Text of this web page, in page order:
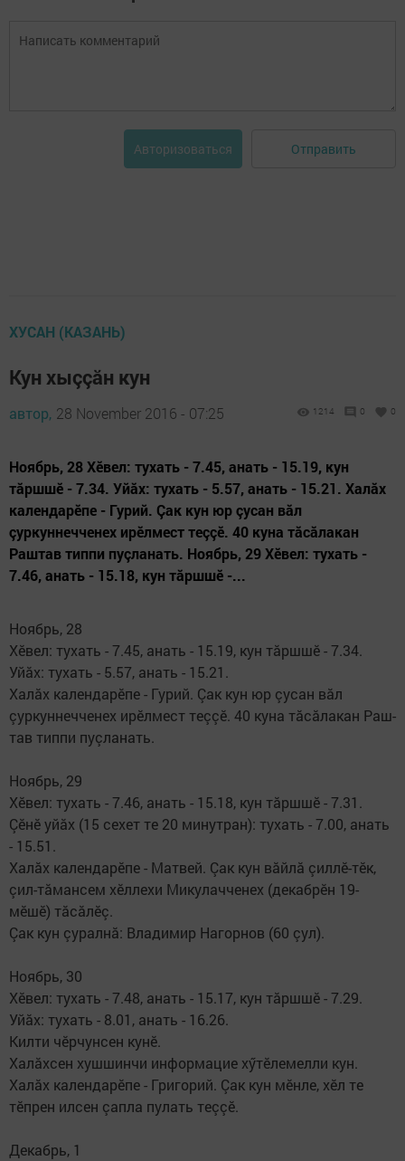
Авторизоваться Отправить
ХУСАН (КАЗАНЬ)
Кун хыççăн кун
автор, 28 November 2016 - 07:25 1214 0 0
Ноябрь, 28 Хӗвел: тухать - 7.45, анать - 15.19, кун
тăршшӗ - 7.34. Уйăх: тухать - 5.57, анать - 15.21. Халăх
календарӗпе - Гу­рий. Çак кун юр çусан вăл
çуркуннечченех ирӗлмест теççӗ. 40 куна тăсăлакан
Раш­тав типпи пуçланать. Ноябрь, 29 Хӗвел: тухать -
7.46, анать - 15.18, кун тăршшӗ -...
Ноябрь, 28
Хӗвел: тухать - 7.45, анать - 15.19, кун тăршшӗ - 7.34.
Уйăх: тухать - 5.57, анать - 15.21.
Халăх календарӗпе - Гу­рий. Çак кун юр çусан вăл
çуркуннечченех ирӗлмест теççӗ. 40 куна тăсăлакан Раш­
тав типпи пуçланать.
Ноябрь, 29
Хӗвел: тухать - 7.46, анать - 15.18, кун тăршшӗ - 7.31.
Çӗнӗ уйăх (15 сехет те 20 минутран): тухать - 7.00, анать
- 15.51.
Халăх календарӗпе - Матвей. Çак кун вăйлă çиллӗ-тӗк,
çил-тăмансем хӗллехи Микулачченех (декабрӗн 19-
мӗшӗ) тăсăлӗç.
Çак кун çуралнă: Владимир Нагорнов (60 çул).
Ноябрь, 30
Хӗвел: тухать - 7.48, анать - 15.17, кун тăршшӗ - 7.29.
Уйăх: тухать - 8.01, анать - 16.26.
Килти чӗрчунсен кунӗ.
Халăхсен хушшинчи ин­формацие хӳтӗлемелли кун.
Халăх календарӗпе - Григорий. Çак кун мӗнле, хӗл те
тӗпрен илсен çапла пулать теççӗ.
Декабрь, 1